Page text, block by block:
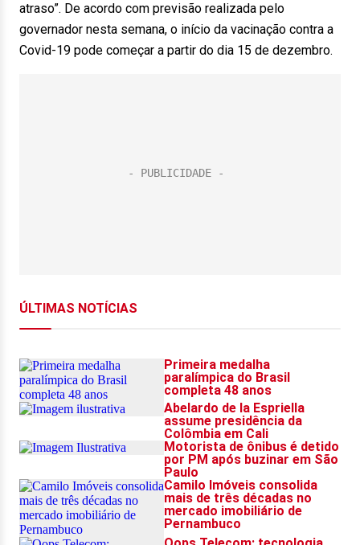
atraso”. De acordo com previsão realizada pelo
governador nesta semana, o início da vacinação contra a
Covid-19 pode começar a partir do dia 15 de dezembro.